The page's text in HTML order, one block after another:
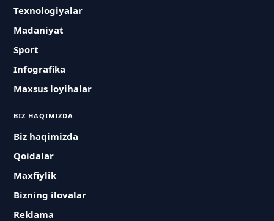
Texnologiyalar
Madaniyat
Sport
Infografika
Maxsus loyihalar
BIZ HAQIMIZDA
Biz haqimizda
Qoidalar
Maxfiylik
Bizning ilovalar
Reklama